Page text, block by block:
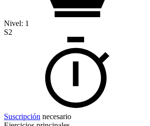
Nivel: 1
S2
Suscripción necesario